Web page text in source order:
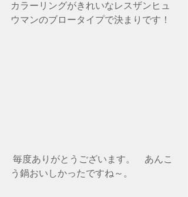
カラーリングがきれいなレスザンヒュ
ウマンのブロータイプで決まりです！
う鍋おいしかったですね～。